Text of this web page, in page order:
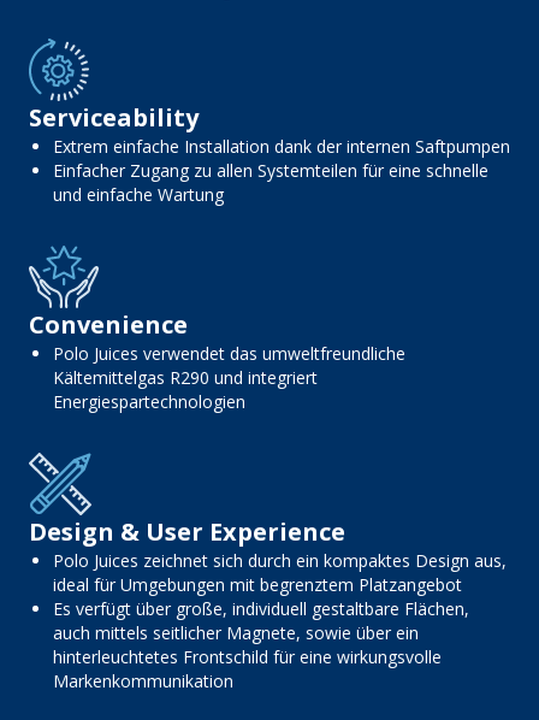
Serviceability
Extrem einfache Installation dank der internen Saftpumpen
Einfacher Zugang zu allen Systemteilen für eine schnelle
und einfache Wartung
Convenience
Polo Juices verwendet das umweltfreundliche
Kältemittelgas R290 und integriert
Energiespartechnologien
Design & User Experience
Polo Juices zeichnet sich durch ein kompaktes Design aus,
ideal für Umgebungen mit begrenztem Platzangebot
Es verfügt über große, individuell gestaltbare Flächen,
auch mittels seitlicher Magnete, sowie über ein
hinterleuchtetes Frontschild für eine wirkungsvolle
Markenkommunikation